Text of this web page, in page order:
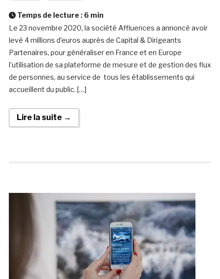
Temps de lecture : 6 min
Le 23 novembre 2020, la société Affluences a annoncé avoir
levé 4 millions d’euros auprès de Capital & Dirigeants
Partenaires, pour généraliser en France et en Europe
l’utilisation de sa plateforme de mesure et de gestion des flux
de personnes, au service de tous les établissements qui
accueillent du public. […]
Lire la suite →